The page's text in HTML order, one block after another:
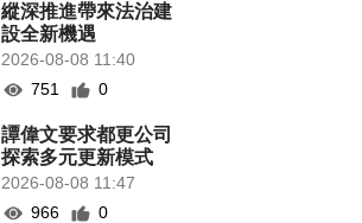
縱深推進帶來法治建
設全新機遇
2026-08-08 11:40
751
0
譚偉文要求都更公司
探索多元更新模式
2026-08-08 11:47
966
0